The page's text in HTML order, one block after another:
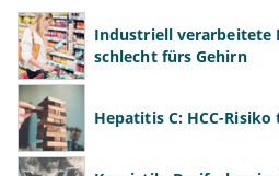
verpassen. Aber man darf auch
angebracht ist, das
und sich wieder
zuzuwenden.
Industriell verarbeitete
schlecht fürs Gehirn
Hepatitis C: HCC-